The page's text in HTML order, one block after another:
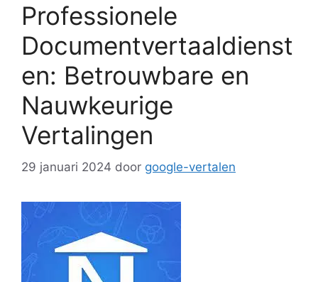
Professionele
Documentvertaaldienst
en: Betrouwbare en
Nauwkeurige
Vertalingen
29 januari 2024 door google-vertalen